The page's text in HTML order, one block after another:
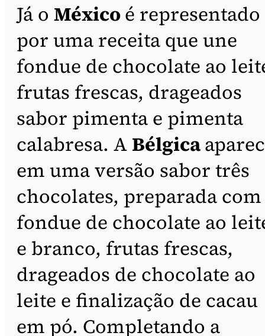
Já o Méxicoé representado
por uma receita que une
fondue de chocolate ao
frutas frescas, drageados
sabor pimenta e pimenta
calabresa. A Bélgica
em uma versão sabor três
chocolates, preparada com
fondue de chocolate ao
e branco, frutas frescas,
drageados de chocolate ao
leite e finalização de cacau
em pó. Completando a